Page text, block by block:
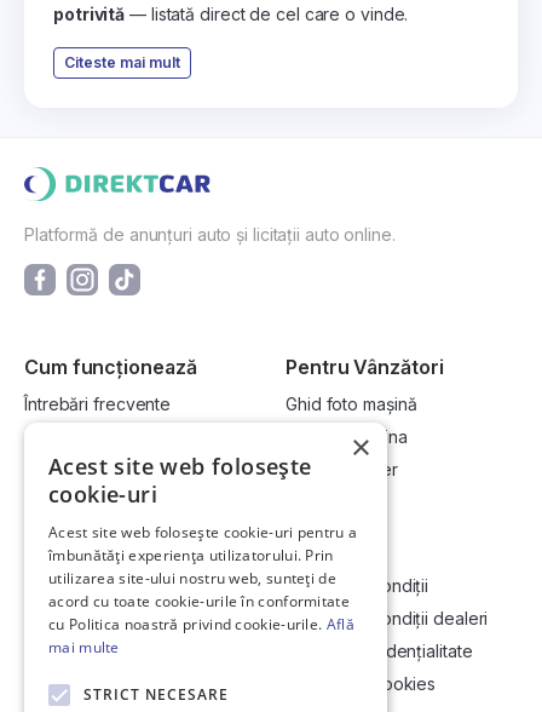
potrivită — listată direct de cel care o vinde.
Citeste mai mult
Platformă de anunțuri auto și licitații auto online.
Cum funcționează
Întrebări frecvente
Cum vând la licitație?
Pentru Vânzători
Ghid foto mașină
Vinde-ți mașina
Devino dealer
Link-uri utile
Informații utile vizionare
Contact
Soluționarea Online a litigiilor
ANCP
Compania
Termeni și condiții
Termeni și condiții dealeri
Politică confidențialitate
Politica de cookies
×
Acest site web folosește
cookie-uri
Acest site web folosește cookie-uri pentru a
îmbunătăți experiența utilizatorului. Prin
utilizarea site-ului nostru web, sunteți de
acord cu toate cookie-urile în conformitate
cu Politica noastră privind cookie-urile. Află
mai multe
STRICT NECESARE